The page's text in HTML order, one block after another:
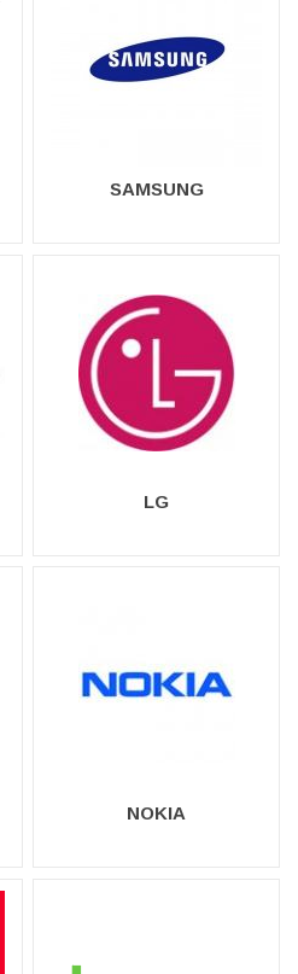
logotyper nedan. Därefter kan
lös ditt habegär.
SAMSUNG
LG
NOKIA